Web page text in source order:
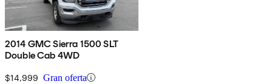
2014 GMC Sierra 1500 SLT
Double Cab 4WD
$14,999 Gran oferta